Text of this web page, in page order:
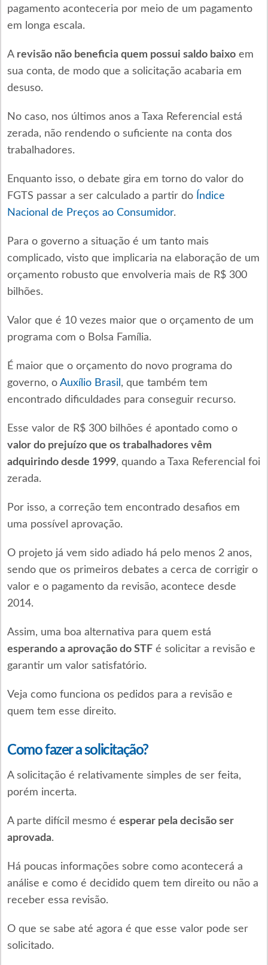
pagamento aconteceria por meio de um pagamento
em longa escala.
A revisão não beneficia quem possui saldo baixoem
sua conta, de modo que a solicitação acabaria em
desuso.
No caso, nos últimos anos a Taxa Referencial está
zerada, não rendendo o suficiente na conta dos
trabalhadores.
Enquanto isso, o debate gira em torno do valor do
FGTS passar a ser calculado a partir do
Índice
Nacional de Preços ao Consumidor.
Para o governo a situação é um tanto mais
complicado, visto que implicaria na elaboração de um
orçamento robusto que envolveria mais de R$ 300
bilhões.
Valor que é 10 vezes maior que o orçamento de um
programa com o Bolsa Família.
É maior que o orçamento do novo programa do
governo, o Auxílio Brasil , que também tem
encontrado dificuldades para conseguir recurso.
Esse valor de R$ 300 bilhões é apontado como o
valor do prejuízo que os trabalhadores vêm
adquirindo desde 1999, quando a Taxa Referencial foi
zerada.
Por isso, a correção tem encontrado desafios em
uma possível aprovação.
O projeto já vem sido adiado há pelo menos 2 anos,
sendo que os primeiros debates a cerca de corrigir o
valor e o pagamento da revisão, acontece desde
2014.
Assim, uma boa alternativa para quem está
esperando a aprovação do STFé solicitar a revisão e
garantir um valor satisfatório.
Veja como funciona os pedidos para a revisão e
quem tem esse direito.
Como fazer a solicitação?
A solicitação é relativamente simples de ser feita,
porém incerta.
A parte difícil mesmo é esperar pela decisão ser
aprovada.
Há poucas informações sobre como acontecerá a
análise e como é decidido quem tem direito ou não a
receber essa revisão.
O que se sabe até agora é que esse valor pode ser
solicitado.